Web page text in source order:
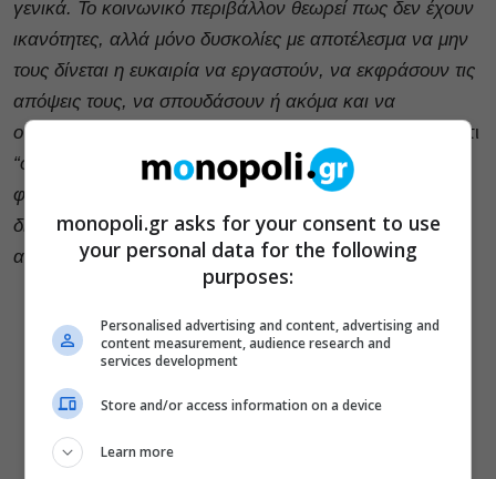
γενικά. Το κοινωνικό περιβάλλον θεωρεί πως δεν έχουν
ικανότητες, αλλά μόνο δυσκολίες με αποτέλεσμα να μην
τους δίνεται η ευκαιρία να εργαστούν, να εκφράσουν τις
απόψεις τους, να σπουδάσουν ή ακόμα και να
ονειρευτούν”
μάς λέει η κ. Παπαχρήστου, τονίζοντας ότι
“οι άνθρωποι με ΣΝ αυτόματα θεωρείται πως πρέπει να
φοιτήσουν σε ειδικό σχολείο, στερώντας τους το
δικαίωμα να ενταχθούν σε μια ομάδα μαθητών χωρίς
αναπηρία”.
Στην Ελλάδα απέχουμε πολύ
από την επίτευξη της
συμπερίληψης
monopoli.gr asks for your consent to use
your personal data for the following
purposes:
Personalised advertising and content, advertising and
content measurement, audience research and
services development
Store and/or access information on a device
Learn more